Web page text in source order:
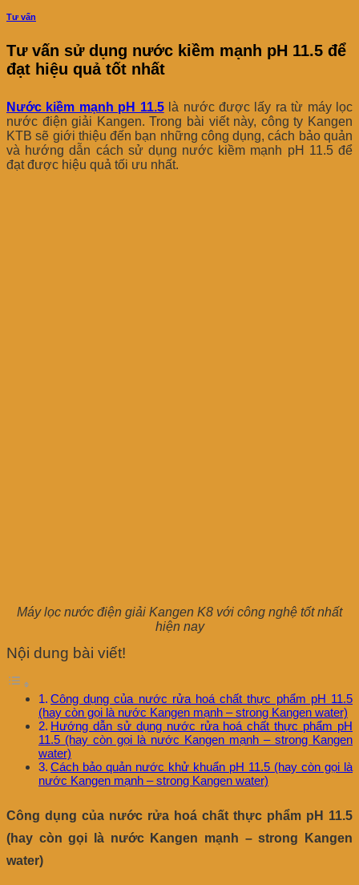
Tư vấn
Tư vấn sử dụng nước kiềm mạnh pH 11.5 để
đạt hiệu quả tốt nhất
Nước kiềm mạnh pH 11.5là nước được lấy ra từ máy lọc
nước điện giải Kangen. Trong bài viết này, công ty Kangen
KTB sẽ giới thiệu đến bạn những công dụng, cách bảo quản
và hướng dẫn cách sử dụng nước kiềm mạnh pH 11.5 để
đạt được hiệu quả tối ưu nhất.
Máy lọc nước điện giải Kangen K8 với công nghệ tốt nhất
hiện nay
Nội dung bài viết!
Công dụng của nước rửa hoá chất thực phẩm pH 11.5
(hay còn gọi là nước Kangen mạnh – strong Kangen water)
Hướng dẫn sử dụng nước rửa hoá chất thực phẩm pH
11.5 (hay còn gọi là nước Kangen mạnh – strong Kangen
water)
Cách bảo quản nước khử khuẩn pH 11.5 (hay còn gọi là
nước Kangen mạnh – strong Kangen water)
Công dụng của nước rửa hoá chất thực phẩm pH 11.5
(hay còn gọi là nước Kangen mạnh – strong Kangen
water)